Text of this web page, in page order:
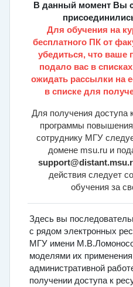
В данный момент Вы
Для обучения на
бесплатного ПК от
убедиться, что ваше
подало вас в
ожидать рассылки на
в списке для
Для получения доступа
программы
сотруднику МГУ
домене msu.ru и
действия следует
обучения за
Здесь вы
с рядом электронных
МГУ имени
моделями их
административной
получении доступа к